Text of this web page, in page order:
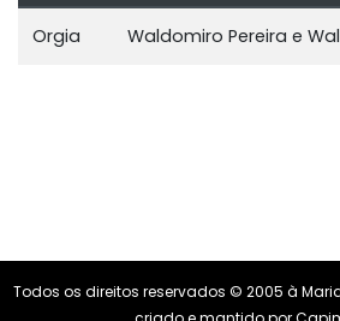
Orgia Waldomiro Pereira e
Todos os direitos reservados © 2005 à